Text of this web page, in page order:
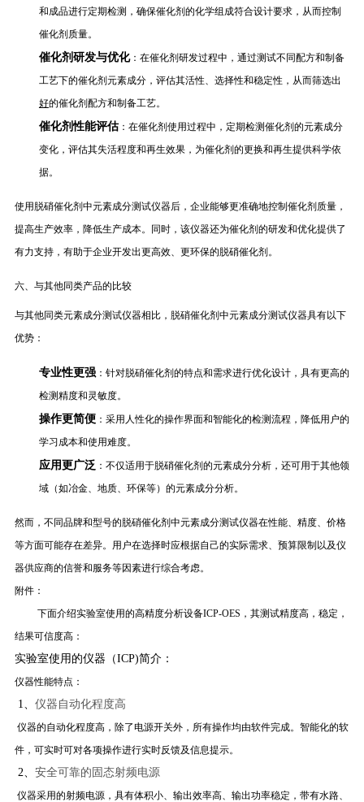
和成品进行定期检测，确保催化剂的化学组成符合设计要求，从而控制
催化剂质量。
催化剂研发与优化：在催化剂研发过程中，通过测试不同配方和制备
工艺下的催化剂元素成分，评估其活性、选择性和稳定性，从而筛选出
好的催化剂配方和制备工艺。
催化剂性能评估：在催化剂使用过程中，定期检测催化剂的元素成分
变化，评估其失活程度和再生效果，为催化剂的更换和再生提供科学依
据。
使用脱硝催化剂中元素成分测试仪器后，企业能够更准确地控制催化剂质量，
提高生产效率，降低生产成本。同时，该仪器还为催化剂的研发和优化提供了
有力支持，有助于企业开发出更高效、更环保的脱硝催化剂。
六、与其他同类产品的比较
与其他同类元素成分测试仪器相比，脱硝催化剂中元素成分测试仪器具有以下
优势：
专业性更强：针对脱硝催化剂的特点和需求进行优化设计，具有更高的
检测精度和灵敏度。
操作更简便：采用人性化的操作界面和智能化的检测流程，降低用户的
学习成本和使用难度。
应用更广泛 ：不仅适用于脱硝催化剂的元素成分分析，还可用于其他领
域（如冶金、地质、环保等）的元素成分分析。
然而，不同品牌和型号的脱硝催化剂中元素成分测试仪器在性能、精度、价格
等方面可能存在差异。用户在选择时应根据自己的实际需求、预算限制以及仪
器供应商的信誉和服务等因素进行综合考虑。
附件：
下面介绍实验室使用的高精度分析设备ICP-OES，其测试精度高，稳定，
结果可信度高：
实验室使用的仪器（ICP)简介：
仪器性能特点：
1、 仪器自动化程度高
仪器的自动化程度高，除了电源开关外，所有操作均由软件完成。智能化的软
件，可实时可对各项操作进行实时反馈及信息提示。
2、 安全可靠的固态射频电源
仪器采用的射频电源，具有体积小、输出效率高、输出功率稳定，带有水路、